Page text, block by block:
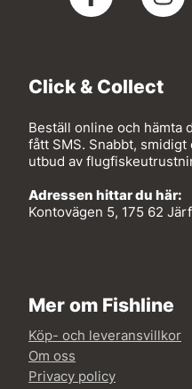
Click & Collect
Beställ online och hämta
fått SMS. Snabbt,
utbud av
Adressen hittar du här:
Kontovägen 5, 175 62
Mer om Fishline
Köp- och leveransvillkor
Om oss
Privacy policy